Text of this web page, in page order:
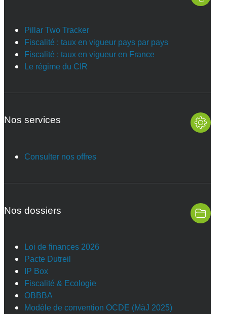
Pillar Two Tracker
Fiscalité : taux en vigueur pays par pays
Fiscalité : taux en vigueur en France
Le régime du CIR
Nos services
Consulter nos offres
Nos dossiers
Loi de finances 2026
Pacte Dutreil
IP Box
Fiscalité & Ecologie
OBBBA
Modèle de convention OCDE (MàJ 2025)